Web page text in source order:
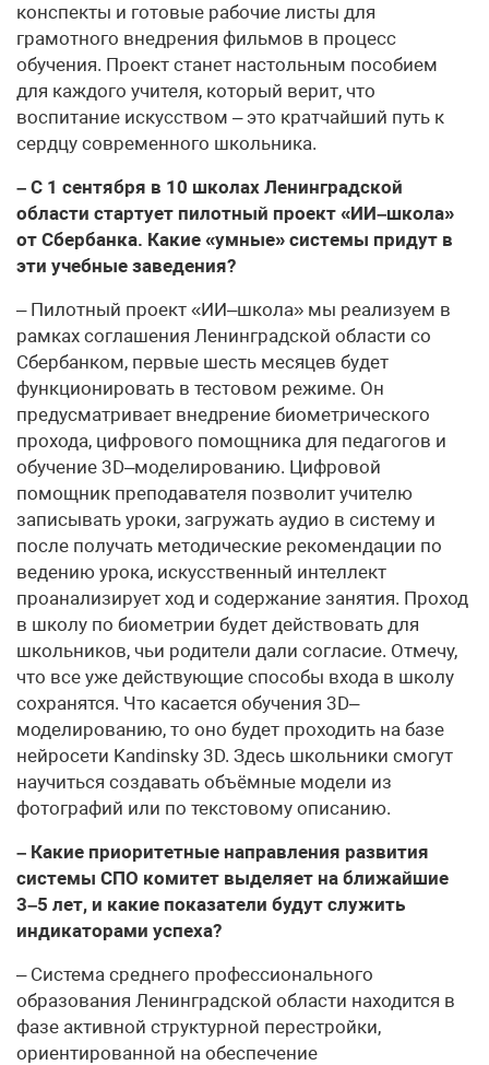
конспекты и готовые рабочие листы для
грамотного внедрения фильмов в процесс
обучения. Проект станет настольным пособием
для каждого учителя, который верит, что
воспитание искусством – это кратчайший путь к
сердцу современного школьника.
– С 1 сентября в 10 школах Ленинградской
области стартует пилотный проект «ИИ–школа»
от Сбербанка. Какие «умные» системы придут в
эти учебные заведения?
– Пилотный проект «ИИ–школа» мы реализуем в
рамках соглашения Ленинградской области со
Сбербанком, первые шесть месяцев будет
функционировать в тестовом режиме. Он
предусматривает внедрение биометрического
прохода, цифрового помощника для педагогов и
обучение 3D–моделированию. Цифровой
помощник преподавателя позволит учителю
записывать уроки, загружать аудио в систему и
после получать методические рекомендации по
ведению урока, искусственный интеллект
проанализирует ход и содержание занятия. Проход
в школу по биометрии будет действовать для
школьников, чьи родители дали согласие. Отмечу,
что все уже действующие способы входа в школу
сохранятся. Что касается обучения 3D–
моделированию, то оно будет проходить на базе
нейросети Kandinsky 3D. Здесь школьники смогут
научиться создавать объёмные модели из
фотографий или по текстовому описанию.
– Какие приоритетные направления развития
системы СПО комитет выделяет на ближайшие
3–5 лет, и какие показатели будут служить
индикаторами успеха?
– Система среднего профессионального
образования Ленинградской области находится в
фазе активной структурной перестройки,
ориентированной на обеспечение